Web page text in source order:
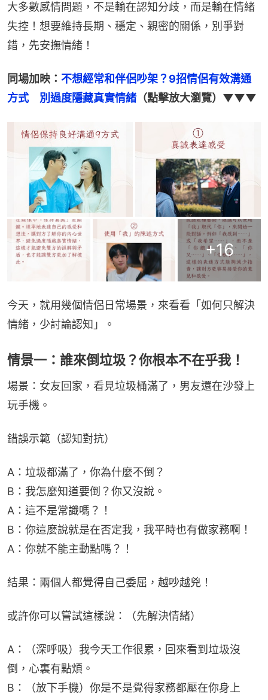
大多數感情問題，不是輸在認知分歧，而是輸在情緒
失控！想要維持長期、穩定、親密的關係，別爭對
錯，先安撫情緒！
同場加映： 不想經常和伴侶吵架？9招情侶有效溝通
方式　別過度隱藏真實情緒（點擊放大瀏覽）▼▼▼
+16
今天，就用幾個情侶日常場景，來看看「如何只解決
情緒，少討論認知」。
情景一：誰來倒垃圾？你根本不在乎我！
場景：女友回家，看見垃圾桶滿了，男友還在沙發上
玩手機。
錯誤示範（認知對抗）
A：垃圾都滿了，你為什麼不倒？
B：我怎麼知道要倒？你又沒說。
A：這不是常識嗎？！
B：你這麼說就是在否定我，我平時也有做家務啊！
A：你就不能主動點嗎？！
結果：兩個人都覺得自己委屈，越吵越兇！
或許你可以嘗試這樣說：（先解決情緒）
A：（深呼吸）我今天工作很累，回來看到垃圾沒
倒，心裏有點煩。
B：（放下手機）你是不是覺得家務都壓在你身上